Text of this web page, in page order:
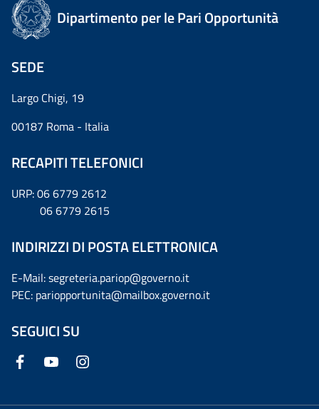
Dipartimento per le Pari Opportunità
SEDE
Largo Chigi, 19
00187 Roma - Italia
RECAPITI TELEFONICI
URP: 06 6779 2612
06 6779 2615
INDIRIZZI DI POSTA ELETTRONICA
E-Mail: segreteria.pariop@governo.it
PEC: pariopportunita@mailbox.governo.it
SEGUICI SU